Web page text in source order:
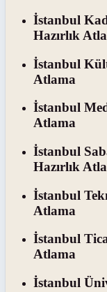
İstanbul
Hazırlık
İstanbul
Atlama
İstanbul
Atlama
İstanbul
Hazırlık
İstanbul
Atlama
İstanbul
Atlama
İstanbul